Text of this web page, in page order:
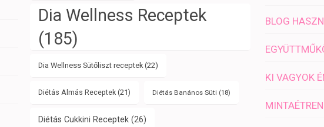
Dia Wellness Receptek
(185)
Dia Wellness Sütőliszt receptek(22)
Diétás Almás Receptek(21) Diétás Banános Süti (18)
Diétás Cukkini Receptek(26)
BLOG
KI VAGYOK